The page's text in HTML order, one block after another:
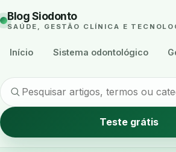
Blog Siodonto
SAÚDE, GESTÃO CLÍNICA E
Início Sistema odontológico
Teste grátis